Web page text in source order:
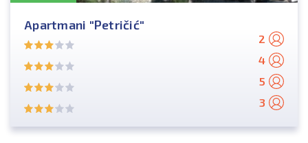
Apartmani "Petričić"
2
4
5
3